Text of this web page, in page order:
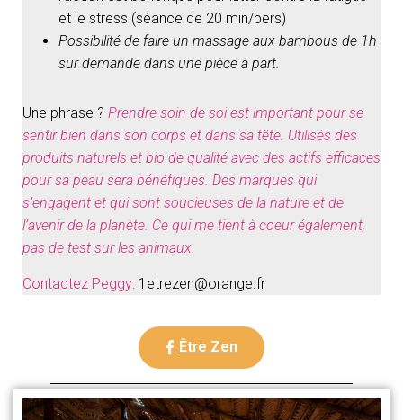
et le stress (séance de 20 min/pers)
Possibilité de faire un massage aux bambous de 1h
sur demande dans une pièce à part.
Une phrase ? Prendre soin de soi est important pour se
sentir bien dans son corps et dans sa tête. Utilisés des
produits naturels et bio de qualité avec des actifs efficaces
pour sa peau sera bénéfiques. Des marques qui
s’engagent et qui sont soucieuses de la nature et de
l’avenir de la planète. Ce qui me tient à coeur également,
pas de test sur les animaux.
Contactez Peggy: 1etrezen@orange.fr
Être Zen